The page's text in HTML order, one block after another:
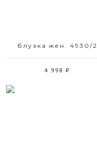
блузка жен. 4930/2
4 998 ₽